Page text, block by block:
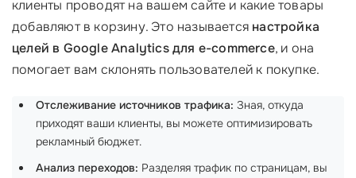
клиенты проводят на вашем сайте и какие товары
добавляют в корзину. Это называется настройка
целей в Google Analytics для e-commerce, и она
помогает вам склонять пользователей к покупке.
Отслеживание источников трафика: Зная, откуда
приходят ваши клиенты, вы можете оптимизировать
рекламный бюджет.
Анализ переходов: Разделяя трафик по страницам, вы